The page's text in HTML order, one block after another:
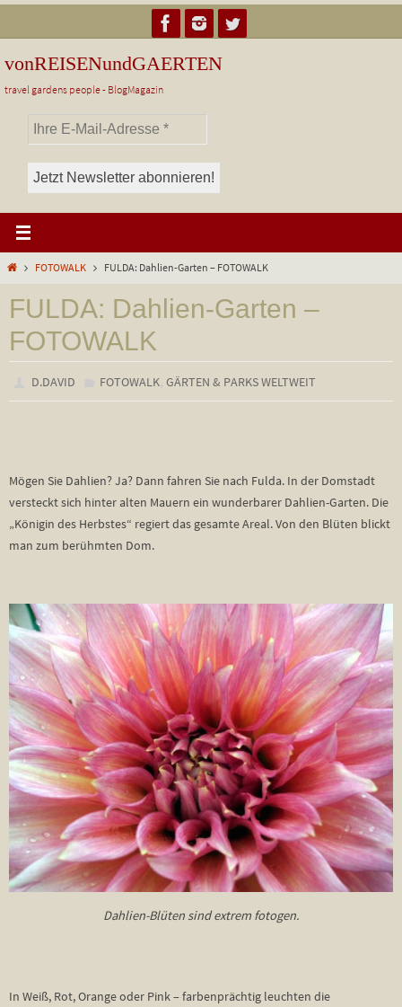
Inhalt
springen
vonREISENundGAERTEN
travel gardens people - BlogMagazin
StartFOTOWALK FULDA: Dahlien-Garten – FOTOWALK
FULDA: Dahlien-Garten –
FOTOWALK
D.DAVID FOTOWALK, GÄRTEN & PARKS WELTWEIT
Mögen Sie Dahlien? Ja? Dann fahren Sie nach Fulda. In der Domstadt
versteckt sich hinter alten Mauern ein wunderbarer Dahlien-Garten. Die
„Königin des Herbstes“ regiert das gesamte Areal. Von den Blüten blickt
man zum berühmten Dom.
Dahlien-Blüten sind extrem fotogen.
In Weiß, Rot, Orange oder Pink – farbenprächtig leuchten die